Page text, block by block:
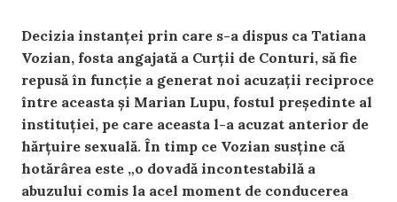
Decizia instanței prin care s-a dispus ca Tatiana
Vozian, fosta angajată a Curții de Conturi, să fie
repusă în funcție a generat noi acuzații reciproce
între aceasta și Marian Lupu, fostul președinte al
instituției, pe care aceasta l-a acuzat anterior de
hărțuire sexuală. În timp ce Vozian susține că
hotărârea este „o dovadă incontestabilă a
abuzului comis la acel moment de conducerea